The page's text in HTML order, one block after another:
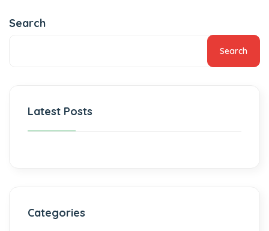
Search
Search
Latest Posts
Categories